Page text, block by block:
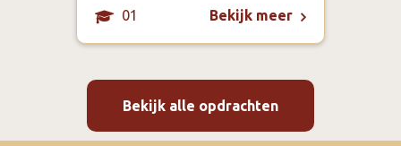
01 Bekijk meer
Bekijk alle opdrachten